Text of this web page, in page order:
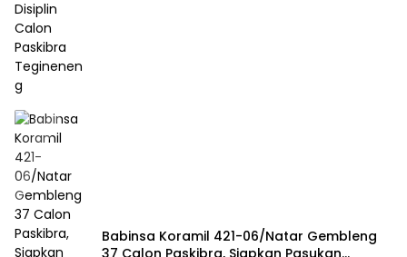
Babinsa Koramil 421-06/Natar Gembleng